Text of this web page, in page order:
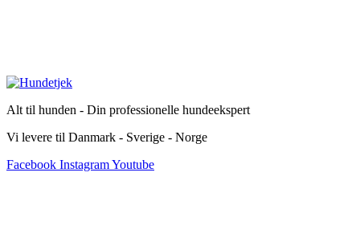
Alt til hunden - Din professionelle hundeekspert
Vi levere til Danmark - Sverige - Norge
Facebook InstagramYoutube